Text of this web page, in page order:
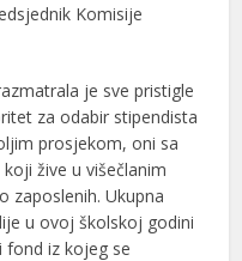
Komisije
je sve pristigle
za odabir stipendista
prosjekom, oni sa
žive u višečlanim
zaposlenih. Ukupna
u ovoj školskoj godini
fond iz kojeg se